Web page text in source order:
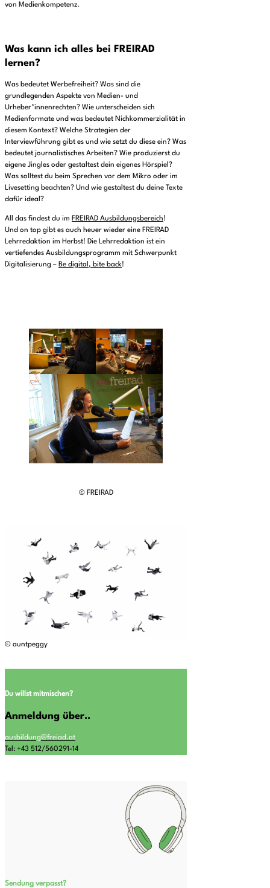
von Medienkompetenz.
Was kann ich alles bei FREIRAD
lernen?
Was bedeutet Werbefreiheit? Was sind die
grundlegenden Aspekte von Medien- und
Urheber*innenrechten? Wie unterscheiden sich
Medienformate und was bedeutet Nichkommerzialität in
diesem Kontext? Welche Strategien der
Interviewführung gibt es und wie setzt du diese ein? Was
bedeutet journalistisches Arbeiten? Wie produzierst du
eigene Jingles oder gestaltest dein eigenes Hörspiel?
Was solltest du beim Sprechen vor dem Mikro oder im
Livesetting beachten? Und wie gestaltest du deine Texte
dafür ideal?
All das findest du im FREIRAD Ausbildungsbereich!
Und on top gibt es auch heuer wieder eine FREIRAD
Lehrredaktion im Herbst! Die Lehrredaktion ist ein
vertiefendes Ausbildungsprogramm mit Schwerpunkt
Digitalisierung – Be digital, bite back!
© FREIRAD
© auntpeggy
Du willst mitmischen?
Anmeldung über..
ausbildung@freiad.at
Tel: +43 512/560291-14
Sendung verpasst?